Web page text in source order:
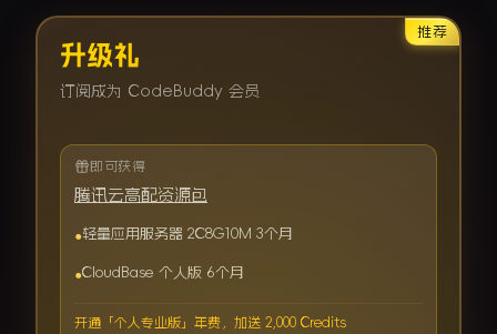
推荐
升级礼
订阅成为 CodeBuddy 会员
即可获得
腾讯云高配资源包
轻量应用服务器 2C8G10M 3个月
CloudBase 个人版 6个月
开通「个人专业版」年费，加送 2,000 Credits